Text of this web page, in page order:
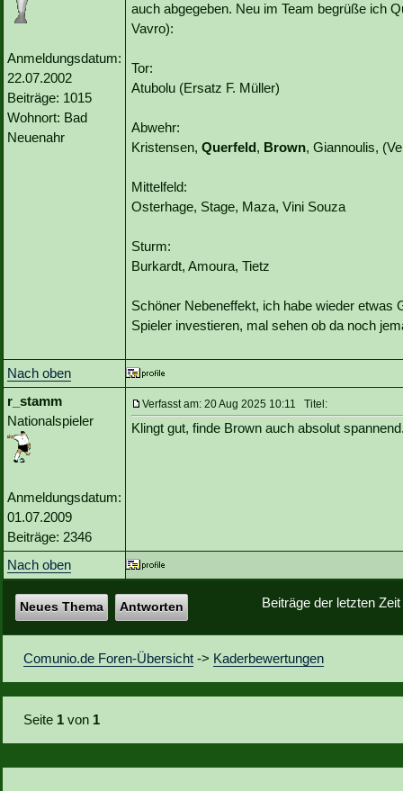
Anmeldungsdatum:
22.07.2002
Beiträge: 1015
Wohnort: Bad
Neuenahr
auch abgegeben. Neu im Team begrüße ich
Vavro):
Tor:
Atubolu (Ersatz F. Müller)
Abwehr:
Kristensen, Querfeld, Brown, Giannoulis,
Mittelfeld:
Osterhage, Stage, Maza, Vini Souza
Sturm:
Burkardt, Amoura, Tietz
Schöner Nebeneffekt, ich habe wieder etwas
Spieler investieren, mal sehen ob da noch
Nach oben
r_stamm
Nationalspieler
Anmeldungsdatum:
01.07.2009
Beiträge: 2346
Verfasst am: 20 Aug 2025 10:11 Titel:
Klingt gut, finde Brown auch absolut
Nach oben
Beiträge der letzten
Neues Thema Antworten
Comunio.de Foren-Übersicht -> Kaderbewertungen
Seite 1 von 1